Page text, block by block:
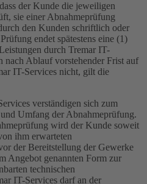
der Kunde die jeweiligen
sie einer Abnahmeprüfung
den Kunden schriftlich oder
endet spätestens eine (1)
durch Tremar IT-
nach Ablauf vorstehender Frist auf
IT-Services nicht, gilt die
verständigen sich zum
Umfang der Abnahmeprüfung.
wird der Kunde soweit
ihm erwarteten
der Bereitstellung der Gewerke
Angebot genannten Form zur
technischen
IT-Services darf an der